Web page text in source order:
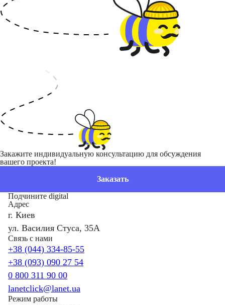
Закажите индивидуальную консультацию для обсуждения
вашего проекта!
Заказать
Подчините digital
Адрес
г. Киев
ул. Василия Стуса, 35А
Связь с нами
+38 (044) 334-85-55
+38 (093) 090 27 54
0 800 311 90 00
lanetclick@lanet.ua
Режим работы